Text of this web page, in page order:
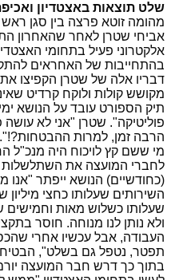
שלט תוצאות באצטדיון
מהומה זוטא פרצה בין סגן
אביחי שטרן לאחר שהאחרון
אלקטרוני פעיל בתחומי
בהתחייבות של האחראים
דבריו אלה של שטרן הקפיצו
מקושש קולות ולוקח קרדיט
תיק הספורט עובד על הנושא
פוליטיקה". שטרן "אני לא
הרבה זמן, למרות ההבטחות?!".
מי ששם קץ לויכוח היה מנכ"ל
לחברי המועצה את השתלשלות
(כחודשיים) הנושא ייפתר "אנו
השירותים שעלותו כחצי
שעלותו כשלוש מאות וחמישים
ולא נותן לנו מנוחה. חוסר
העבודה, אבל עכשיו אחרי
תפטר, נטפל גם בשלט",
בתוך כך דרש חבר המועצה